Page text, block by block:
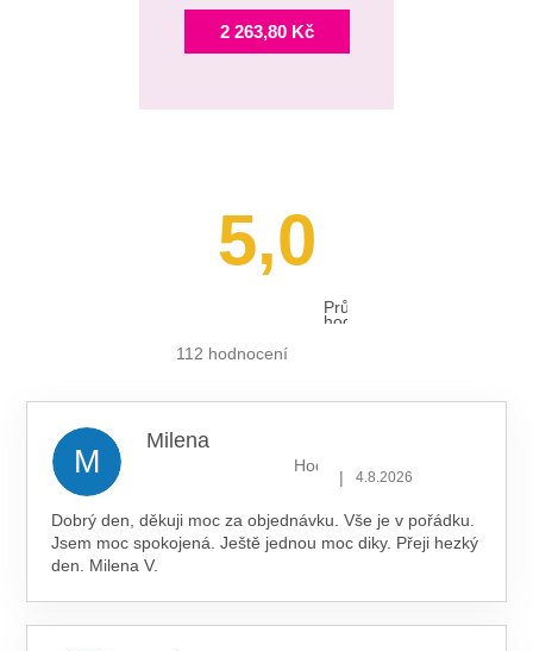
2 263,80 Kč
5,0
Průměrné
hodnocení
112 hodnocení
M
Milena
Hodnocení obchodu je 5 z 5
| 4.8.2026
Dobrý den, děkuji moc za objednávku. Vše je v pořádku.
Jsem moc spokojená. Ještě jednou moc diky. Přeji hezký
den. Milena V.